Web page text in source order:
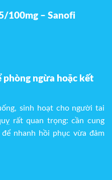
100mg – Sanofi
phòng ngừa hoặc kết
sinh hoạt cho người tai
rất quan trọng: cần cung
nhanh hồi phục vừa đảm